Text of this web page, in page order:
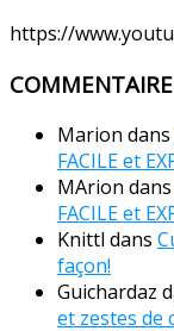
https://
Marion dans
FACILE et
MArion dans
FACILE et
Knittl dans
façon!
Guichardaz
et zestes de